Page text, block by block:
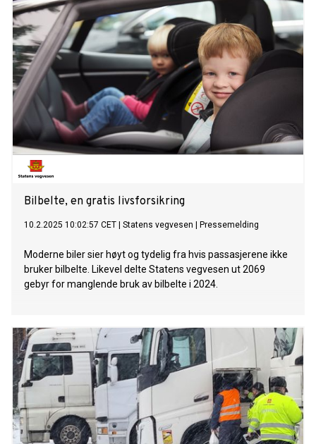
Bilbelte, en gratis livsforsikring
10.2.2025 10:02:57 CET Statens vegvesen Pressemelding
Moderne biler sier høyt og tydelig fra hvis passasjerene ikke
bruker bilbelte. Likevel delte Statens vegvesen ut 2069
gebyr for manglende bruk av bilbelte i 2024.